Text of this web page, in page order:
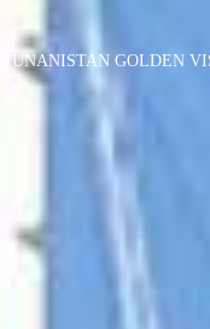
“YUNANISTAN GOLDEN